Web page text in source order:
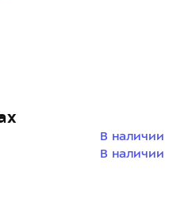
В наличии
В наличии